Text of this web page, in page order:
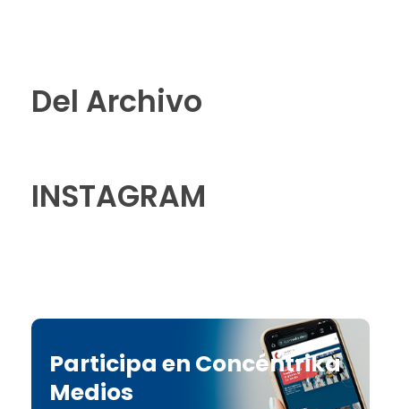
Del Archivo
INSTAGRAM
Participa en Concéntrika
Medios